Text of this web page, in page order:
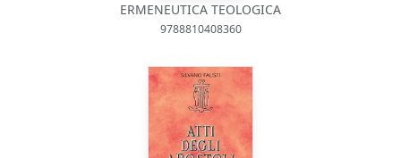
ERMENEUTICA TEOLOGICA
9788810408360